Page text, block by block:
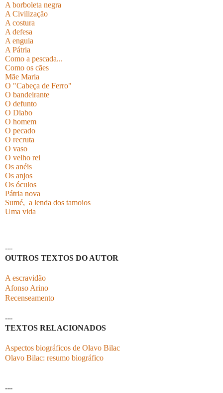
A borboleta negra
A Civilização
A costura
A defesa
A enguia
A Pátria
Como a pescada...
Como os cães
Mãe Maria
O "Cabeça de Ferro"
O bandeirante
O defunto
O Diabo
O homem
O pecado
O recruta
O vaso
O velho rei
Os anéis
Os anjos
Os óculos
Pátria nova
Sumé, a lenda dos tamoios
Uma vida
---
OUTROS TEXTOS DO AUTOR
A escravidão
Afonso Arino
Recenseamento
---
TEXTOS RELACIONADOS
Aspectos biográficos de Olavo Bilac
Olavo Bilac: resumo biográfico
---